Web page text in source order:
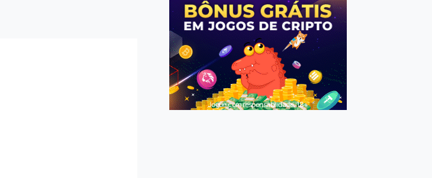
Jogue com responsabilidade. 18+